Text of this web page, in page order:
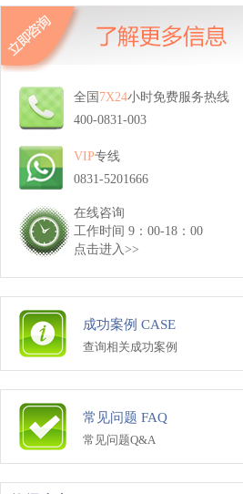
全国 7X24小时免费服务热线
400-0831-003
VIP专线
0831-5201666
在线咨询
工作时间 9：00-18：00
点击进入>>
成功案例 CASE
查询相关成功案例
常见问题 FAQ
常见问题Q&A